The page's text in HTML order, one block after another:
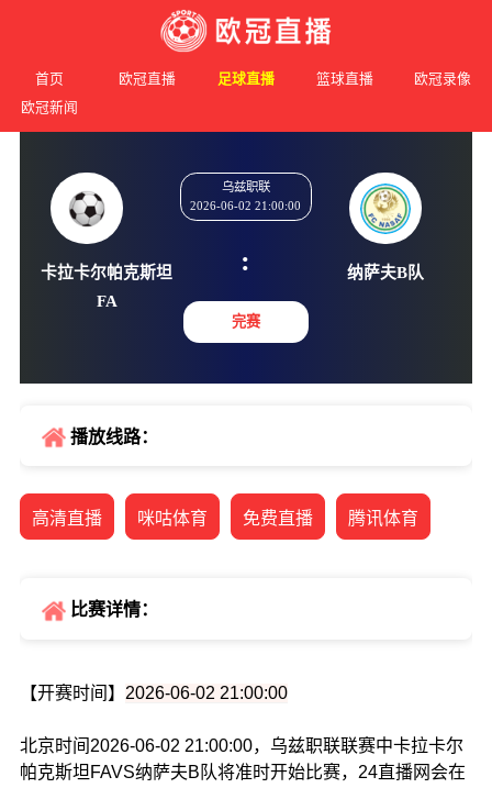
首页 欧冠直播 足球直播 篮球直播
欧冠录像
欧冠新闻
卡拉卡尔帕克斯坦
:
播放线路：
高清直播 咪咕体育 免费直播 腾讯体育
比赛详情：
【开赛时间】 2026-06-02 21:00:00
北京时间2026-06-02 21:00:00，乌兹职联联赛中卡拉卡尔
帕克斯坦FAVS纳萨夫B队将准时开始比赛，24直播网会在